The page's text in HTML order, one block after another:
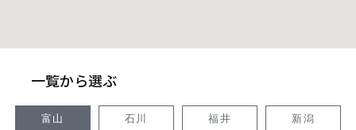
一覧から選ぶ
富山 石川 福井 新潟